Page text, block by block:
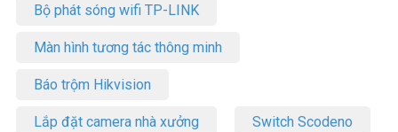
Bộ phát sóng wifi TP-LINK
Màn hình tương tác thông minh
Báo trộm Hikvision
Lắp đặt camera nhà xưởng Switch Scodeno